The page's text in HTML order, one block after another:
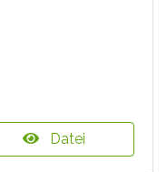
Datei